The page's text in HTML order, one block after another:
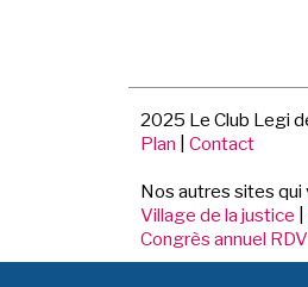
2025 Le Club Legi
Plan
Contact
Nos autres sites qui
Village de la justice
Congrès annuel